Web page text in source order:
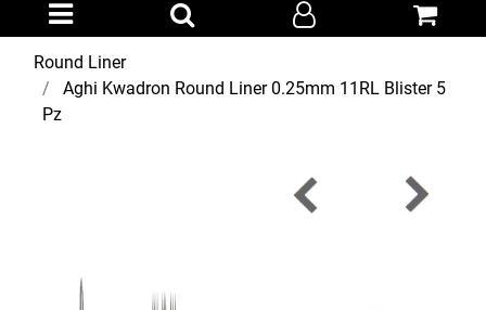
Open menu
Round Liner
Aghi Kwadron Round Liner 0.25mm 11RL Blister 5
Pz